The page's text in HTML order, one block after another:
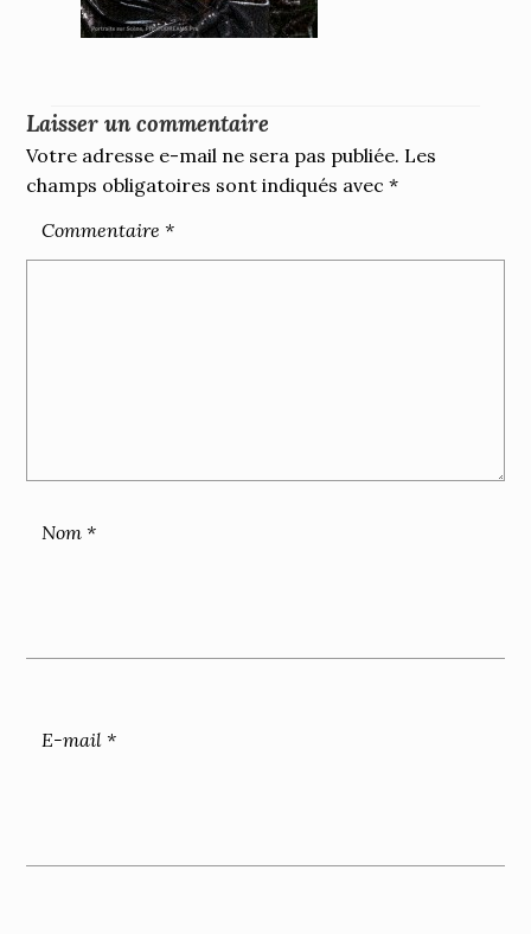
Laisser un commentaire
Votre adresse e-mail ne sera pas publiée. Les
champs obligatoires sont indiqués avec*
Commentaire *
Nom *
E-mail *